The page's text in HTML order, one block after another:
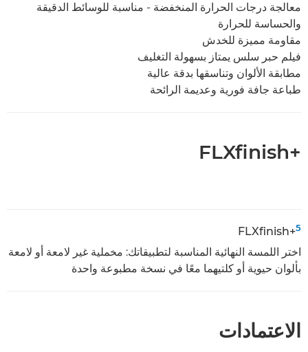
معالجة درجات الحرارة المنخفضة - مناسبة للوسائط الدقيقة
والحساسة للحرارة
مقاومة مميزة للخدش
فيلم حبر سلس يمتاز بسهولة التغليف
مطابقة الألوان وتناسقها بدقة عالية
طباعة جافة فورية وعديمة الرائحة
FLXfinish+‎
FLXfinish+‎5
اختر اللمسة النهائية المناسبة لتطبيقاتك: مخملية غير لامعة أو لامعة
بألوان حيوية أو كلتيهما معًا في نسخة مطبوعة واحدة
الاعتمادات